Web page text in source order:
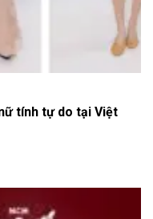
tính tự do tại Việt